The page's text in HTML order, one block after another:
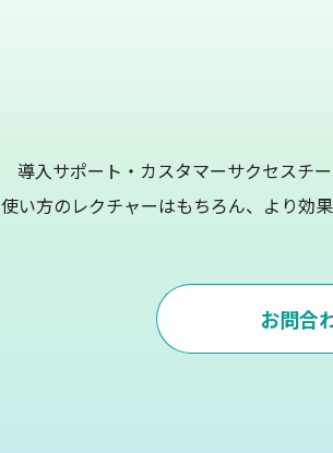
導入サポート・カスタマーサクセスチ
使い方のレクチャーはもちろん、より効
お問合